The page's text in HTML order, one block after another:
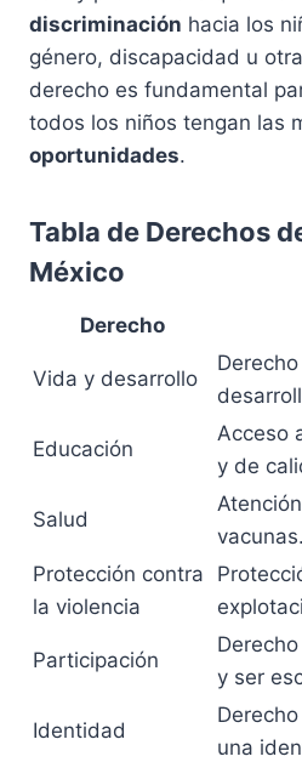
discriminación hacia los
género, discapacidad u
derecho es fundamental
todos los niños tengan las
oportunidades.
Tabla de Derechos
México
Derecho
Vida y desarrollo
Educación
Acceso
y de
Salud
vacunas.
Protección contra
la violencia
Participación
y ser
Identidad
una